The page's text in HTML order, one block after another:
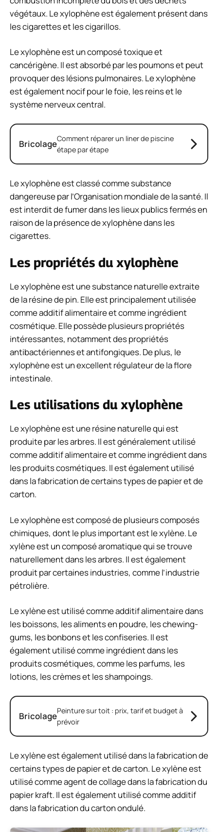
végétaux. Le xylophène est également présent dans
les cigarettes et les cigarillos.
Le xylophène est un composé toxique et
cancérigène. Il est absorbé par les poumons et peut
provoquer des lésions pulmonaires. Le xylophène
est également nocif pour le foie, les reins et le
système nerveux central.
BricolageComment réparer un liner de piscine
étape par étape
Le xylophène est classé comme substance
dangereuse par l’Organisation mondiale de la santé. Il
est interdit de fumer dans les lieux publics fermés en
raison de la présence de xylophène dans les
cigarettes.
Les propriétés du xylophène
Le xylophène est une substance naturelle extraite
de la résine de pin. Elle est principalement utilisée
comme additif alimentaire et comme ingrédient
cosmétique. Elle possède plusieurs propriétés
intéressantes, notamment des propriétés
antibactériennes et antifongiques. De plus, le
xylophène est un excellent régulateur de la flore
intestinale.
Les utilisations du xylophène
Le xylophène est une résine naturelle qui est
produite par les arbres. Il est généralement utilisé
comme additif alimentaire et comme ingrédient dans
les produits cosmétiques. Il est également utilisé
dans la fabrication de certains types de papier et de
carton.
Le xylophène est composé de plusieurs composés
chimiques, dont le plus important est le xylène. Le
xylène est un composé aromatique qui se trouve
naturellement dans les arbres. Il est également
produit par certaines industries, comme l’industrie
pétrolière.
Le xylène est utilisé comme additif alimentaire dans
les boissons, les aliments en poudre, les chewing-
gums, les bonbons et les confiseries. Il est
également utilisé comme ingrédient dans les
produits cosmétiques, comme les parfums, les
lotions, les crèmes et les shampoings.
BricolagePeinture sur toit : prix, tarif et budget à
prévoir
Le xylène est également utilisé dans la fabrication de
certains types de papier et de carton. Le xylène est
utilisé comme agent de collage dans la fabrication du
papier kraft. Il est également utilisé comme additif
dans la fabrication du carton ondulé.